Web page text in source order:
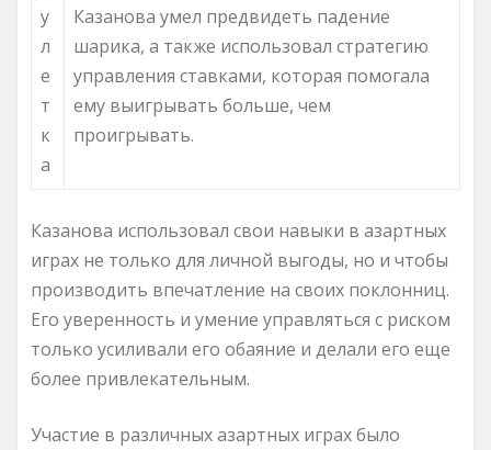
у
л
е
т
к
а
Казанова умел предвидеть падение
шарика, а также использовал стратегию
управления ставками, которая помогала
ему выигрывать больше, чем
проигрывать.
Казанова использовал свои навыки в азартных
играх не только для личной выгоды, но и чтобы
производить впечатление на своих поклонниц.
Его уверенность и умение управляться с риском
только усиливали его обаяние и делали его еще
более привлекательным.
Участие в различных азартных играх было